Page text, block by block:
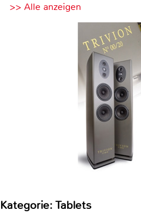
>> Alle anzeigen
Kategorie: Tablets